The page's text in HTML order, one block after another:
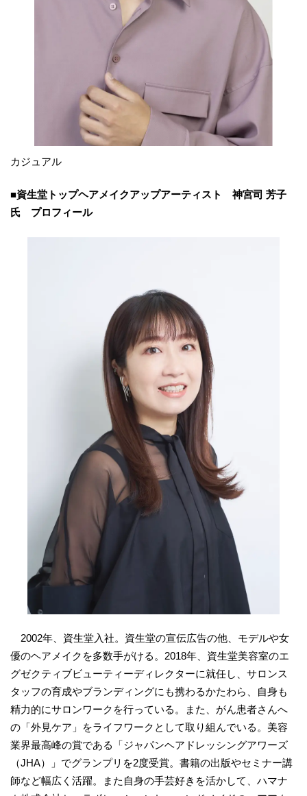
カジュアル
■資生堂トップヘアメイクアップアーティスト 神宮司 芳子
氏 プロフィール
2002年、資生堂入社。資生堂の宣伝広告の他、モデルや女
優のヘアメイクを多数手がける。2018年、資生堂美容室のエ
グゼクティブビューティーディレクターに就任し、サロンス
タッフの育成やブランディングにも携わるかたわら、自身も
精力的にサロンワークを行っている。また、がん患者さんへ
の「外見ケア」をライフワークとして取り組んでいる。美容
業界最高峰の賞である「ジャパンヘアドレッシングアワーズ
（JHA）」でグランプリを2度受賞。書籍の出版やセミナー講
師など幅広く活躍。また自身の手芸好きを活かして、ハマナ